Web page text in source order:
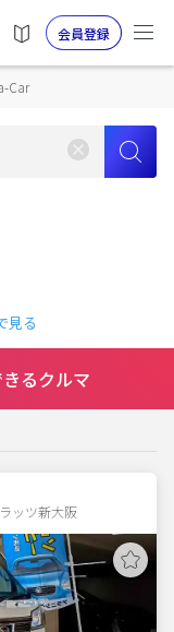
会員登録
Car
見る
るクルマ
ッツ新大阪